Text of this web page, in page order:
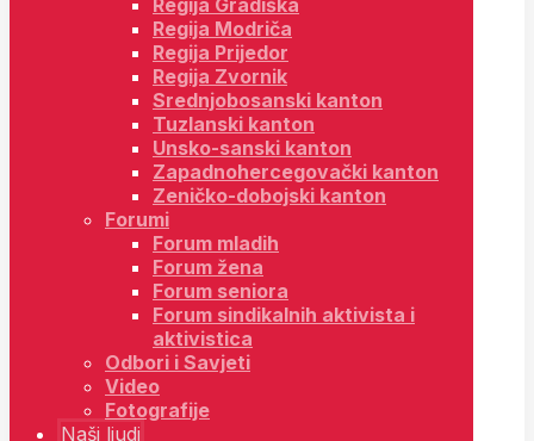
Regija Gradiška
Regija Modriča
Regija Prijedor
Regija Zvornik
Srednjobosanski kanton
Tuzlanski kanton
Unsko-sanski kanton
Zapadnohercegovački kanton
Zeničko-dobojski kanton
Forumi
Forum mladih
Forum žena
Forum seniora
Forum sindikalnih aktivista i
aktivistica
Odbori i Savjeti
Video
Fotografije
Naši ljudi